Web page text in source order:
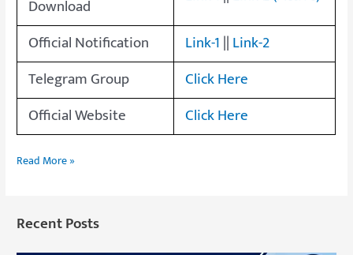
Download
Official Notification
Link-1||Link-2
Telegram Group
Click Here
Official Website
Click Here
Read More »
Recent Posts